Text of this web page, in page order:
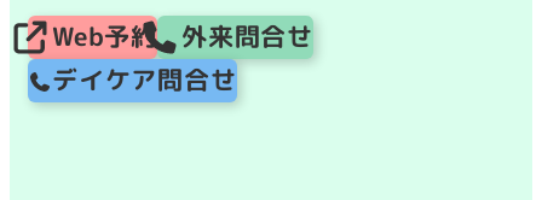
Web予約
外来問合せ
デイケア問合せ